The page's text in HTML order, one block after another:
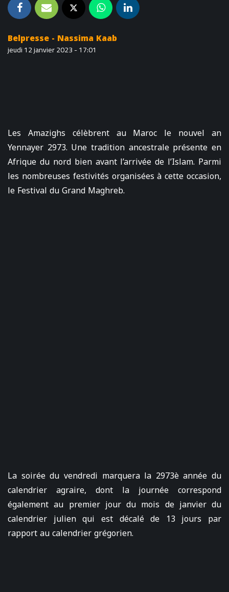
Belpresse - Nassima Kaab
jeudi 12 janvier 2023 - 17:01
Les Amazighs célèbrent au Maroc le nouvel an
Yennayer 2973. Une tradition ancestrale présente en
Afrique du nord bien avant l’arrivée de l’Islam. Parmi
les nombreuses festivités organisées à cette occasion,
le Festival du Grand Maghreb.
La soirée du vendredi marquera la 2973è année du
calendrier agraire, dont la journée correspond
également au premier jour du mois de janvier du
calendrier julien qui est décalé de 13 jours par
rapport au calendrier grégorien.